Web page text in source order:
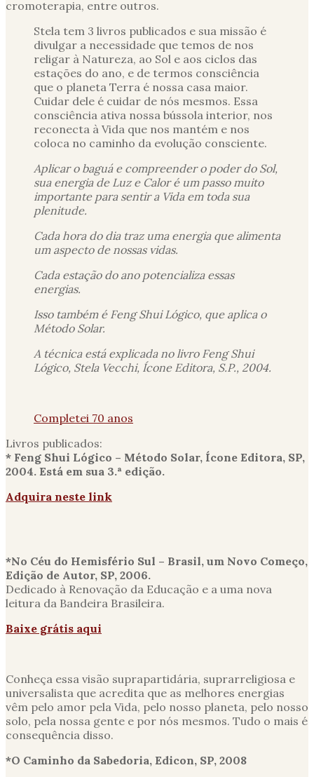
cromoterapia, entre outros.
Stela tem 3 livros publicados e sua missão é
divulgar a necessidade que temos de nos
religar à Natureza, ao Sol e aos ciclos das
estações do ano, e de termos consciência
que o planeta Terra é nossa casa maior.
Cuidar dele é cuidar de nós mesmos. Essa
consciência ativa nossa bússola interior, nos
reconecta à Vida que nos mantém e nos
coloca no caminho da evolução consciente.
Aplicar o baguá e compreender o poder do Sol,
sua energia de Luz e Calor é um passo muito
importante para sentir a Vida em toda sua
plenitude.
Cada hora do dia traz uma energia que alimenta
um aspecto de nossas vidas.
Cada estação do ano potencializa essas
energias.
Isso também é Feng Shui Lógico, que aplica o
Método Solar.
A técnica está explicada no livro Feng Shui
Lógico, Stela Vecchi, Ícone Editora, S.P., 2004.
Completei 70 anos
Livros publicados:
* Feng Shui Lógico – Método Solar, Ícone Editora, SP,
2004. Está em sua 3.ª edição.
Adquira neste link
*No Céu do Hemisfério Sul – Brasil, um Novo Começo,
Edição de Autor, SP, 2006.
Dedicado à Renovação da Educação e a uma nova
leitura da Bandeira Brasileira.
Baixe grátis aqui
Conheça essa visão suprapartidária, suprarreligiosa e
universalista que acredita que as melhores energias
vêm pelo amor pela Vida, pelo nosso planeta, pelo nosso
solo, pela nossa gente e por nós mesmos. Tudo o mais é
consequência disso.
*O Caminho da Sabedoria, Edicon, SP, 2008